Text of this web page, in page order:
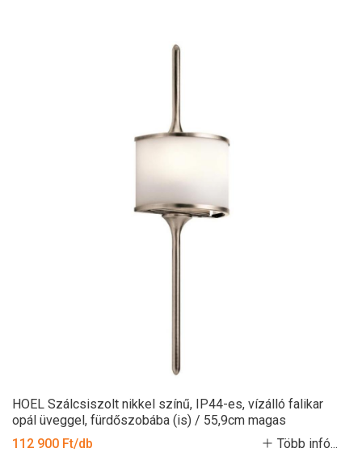
HOEL Szálcsiszolt nikkel színű, IP44-es, vízálló falikar
opál üveggel, fürdőszobába (is) / 55,9cm magas
112 900 Ft/db
Több infó...